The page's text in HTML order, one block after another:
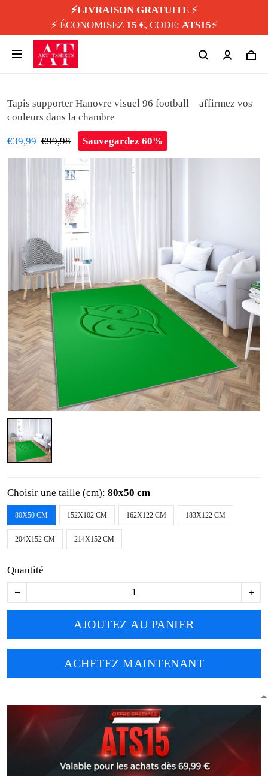
⚡️LIVRAISON GRATUITE⚡️
⚡️ ÉCONOMISEZ 15 €, CODE: ATS15⚡️
Tapis supporter Hanovre visuel 96 football – affirmez vos
couleurs dans la chambre
€39,99 €99,98 Sauvegardez 60%
Choisir une taille (cm): 80x50 cm
80X50 CM 152X102 CM 162X122 CM 183X122 CM
204X152 CM 214X152 CM
Quantité
AJOUTEZ AU PANIER
ACHETEZ MAINTENANT